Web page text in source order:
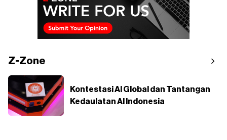
Z-Zone
Kontestasi AI Global dan Tantangan
Kedaulatan AI Indonesia